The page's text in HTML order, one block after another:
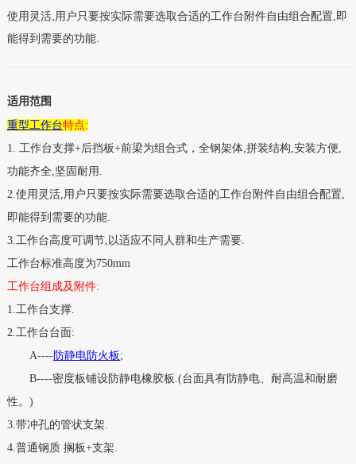
使用灵活,用户只要按实际需要选取合适的工作台附件自由组合配置,即
能得到需要的功能.
适用范围
重型工作台特点:
1. 工作台支撑+后挡板+前梁为组合式，全钢架体,拼装结构,安装方便,
功能齐全,坚固耐用 .
2.使用灵活,用户只要按实际需要选取合适的工作台附件自由组合配置,
即能得到需要的功能.
3.工作台高度可调节, 以适应不同人群和生产需要.
工作台标准高度为750mm
工作台组成及附件:
1.工作台支撑.
2.工作台台面:
A----防静电防火板 ;
B----密度板铺设防静电橡胶板 .(台面具有防静电、耐高温和耐磨
性。 )
3.带冲孔的管状支架.
4.普通钢质 搁板+支架.